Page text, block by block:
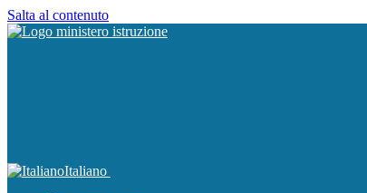
Salta al contenuto
Italiano